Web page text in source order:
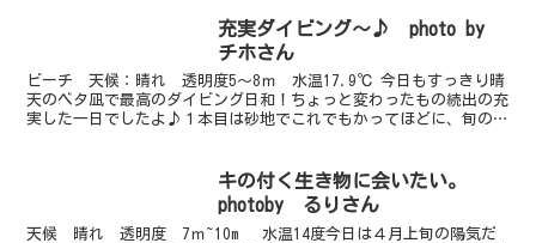
充実ダイビング～♪ photo by
チホさん
ビーチ 天候：晴れ 透明度5～8ｍ 水温17.9℃ 今日もすっきり晴
天のベタ凪で最高のダイビング日和！ちょっと変わったもの続出の充
実した一日でしたよ♪１本目は砂地でこれでもかってほどに、旬のカ
キの付く生き物に会いたい。
photoby るりさん
天候 晴れ 透明度 7ｍ~10m 水温14度今日は４月上旬の陽気だ